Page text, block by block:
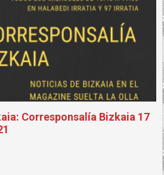
Corresponsalía Bizkaia 17